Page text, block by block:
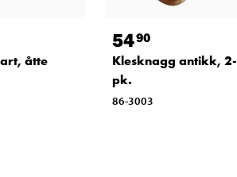
åtte
5490
Klesknagg antikk, 2-
pk.
86-3003